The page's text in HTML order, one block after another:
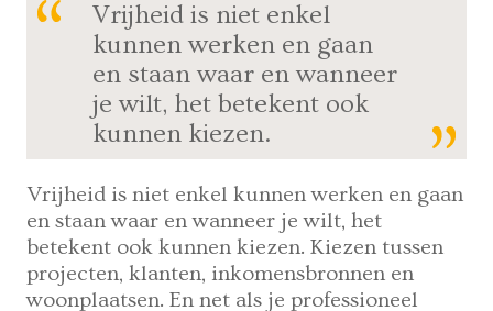
Vrijheid is niet enkel
kunnen werken en gaan
en staan waar en wanneer
je wilt, het betekent ook
kunnen kiezen.
Vrijheid is niet enkel kunnen werken en gaan
en staan waar en wanneer je wilt, het
betekent ook kunnen kiezen. Kiezen tussen
projecten, klanten, inkomensbronnen en
woonplaatsen. En net als je professioneel